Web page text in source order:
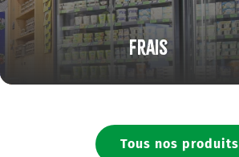
Frais
Tous nos produits